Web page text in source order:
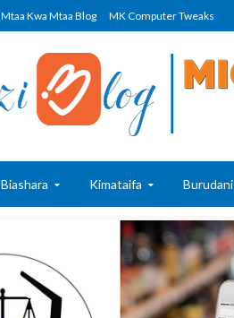
Mtaa Kwa Mtaa Blog MK Computer Tweaks
Biashara Kimataifa Burudani